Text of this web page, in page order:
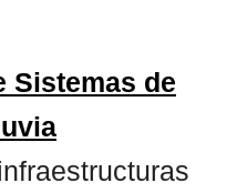
Sistemas de